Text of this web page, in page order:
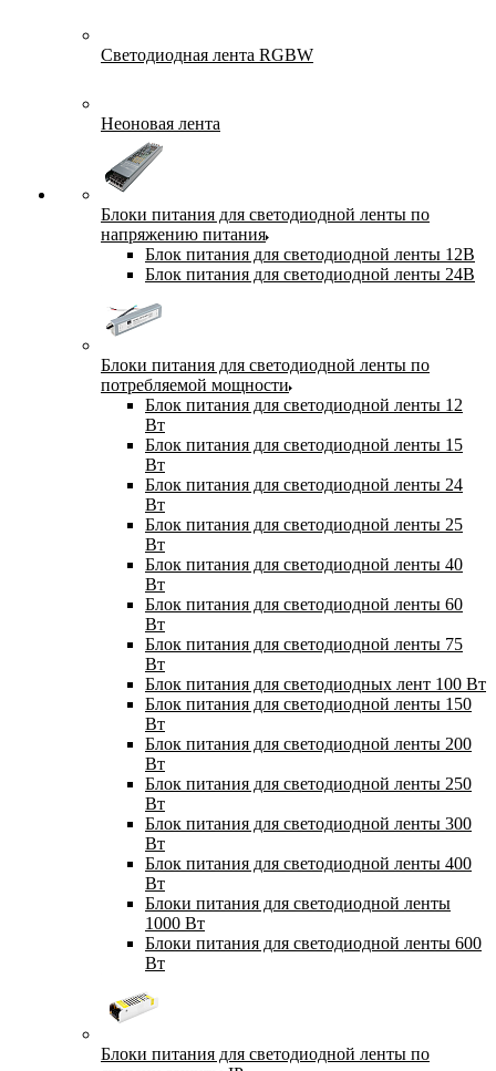
Светодиодная лента RGBW
Неоновая лента
Блоки питания для светодиодной ленты по
напряжению питания
Блок питания для светодиодной ленты 12В
Блок питания для светодиодной ленты 24В
Блоки питания для светодиодной ленты по
потребляемой мощности
Блок питания для светодиодной ленты 12
Вт
Блок питания для светодиодной ленты 15
Вт
Блок питания для светодиодной ленты 24
Вт
Блок питания для светодиодной ленты 25
Вт
Блок питания для светодиодной ленты 40
Вт
Блок питания для светодиодной ленты 60
Вт
Блок питания для светодиодной ленты 75
Вт
Блок питания для светодиодных лент 100 Вт
Блок питания для светодиодной ленты 150
Вт
Блок питания для светодиодной ленты 200
Вт
Блок питания для светодиодной ленты 250
Вт
Блок питания для светодиодной ленты 300
Вт
Блок питания для светодиодной ленты 400
Вт
Блоки питания для светодиодной ленты
1000 Вт
Блоки питания для светодиодной ленты 600
Вт
Блоки питания для светодиодной ленты по